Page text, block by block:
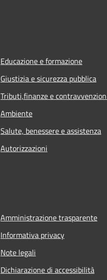
Educazione e formazione
Giustizia e sicurezza pubblica
Tributi,finanze e
Ambiente
Salute, benessere e assistenza
Autorizzazioni
Amministrazione trasparente
Informativa privacy
Note legali
Dichiarazione di accessibilità